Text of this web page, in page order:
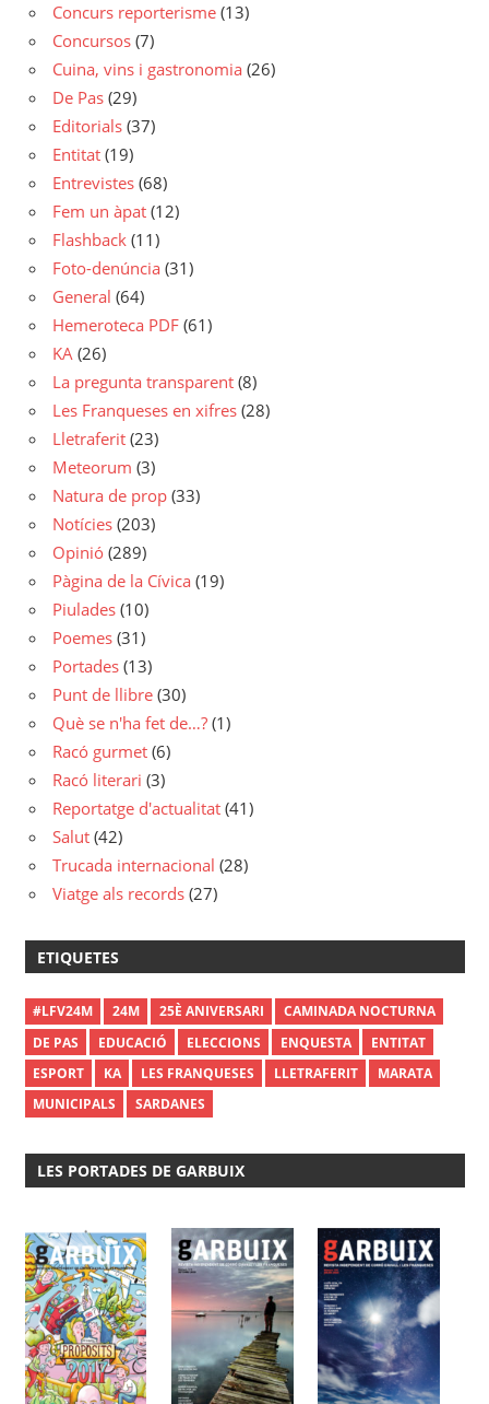
Concurs reporterisme (13)
Concursos (7)
Cuina, vins i gastronomia (26)
De Pas (29)
Editorials (37)
Entitat (19)
Entrevistes (68)
Fem un àpat (12)
Flashback (11)
Foto-denúncia (31)
General (64)
Hemeroteca PDF (61)
KA (26)
La pregunta transparent (8)
Les Franqueses en xifres (28)
Lletraferit (23)
Meteorum (3)
Natura de prop (33)
Notícies (203)
Opinió (289)
Pàgina de la Cívica (19)
Piulades (10)
Poemes (31)
Portades (13)
Punt de llibre (30)
Què se n'ha fet de…? (1)
Racó gurmet (6)
Racó literari (3)
Reportatge d'actualitat (41)
Salut (42)
Trucada internacional (28)
Viatge als records (27)
ETIQUETES
#LFV24M 24M 25È ANIVERSARI
CAMINADA NOCTURNA
DE PAS
EDUCACIÓ ELECCIONS ENQUESTA
ENTITAT
ESPORT
KA LES FRANQUESES LLETRAFERIT
MARATA
MUNICIPALS
SARDANES
LES PORTADES DE GARBUIX